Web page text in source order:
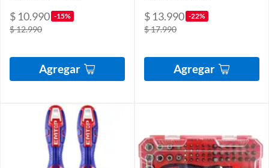
$ 10.990 -15%
$ 12.990
Agregar
$ 13.990 -22%
$ 17.990
Agregar